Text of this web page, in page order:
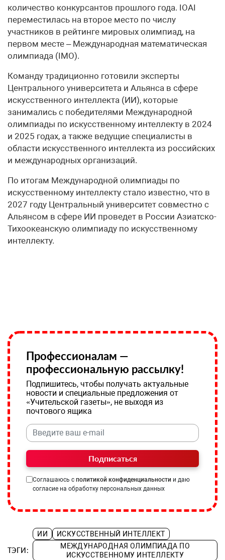
количество конкурсантов прошлого года. IOAI
переместилась на второе место по числу
участников в рейтинге мировых олимпиад, на
первом месте – Международная математическая
олимпиада (IMO).
Команду традиционно готовили эксперты
Центрального университета и Альянса в сфере
искусственного интеллекта (ИИ), которые
занимались с победителями Международной
олимпиады по искусственному интеллекту в 2024
и 2025 годах, а также ведущие специалисты в
области искусственного интеллекта из российских
и международных организаций.
По итогам Международной олимпиады по
искусственному интеллекту стало известно, что в
2027 году Центральный университет совместно с
Альянсом в сфере ИИ проведет в России Азиатско-
Тихоокеанскую олимпиаду по искусственному
интеллекту.
Профессионалам —
профессиональную рассылку!
Подпишитесь, чтобы получать актуальные
новости и специальные предложения от
«Учительской газеты», не выходя из
почтового ящика
Подписаться
Соглашаюсь с политикой конфиденциальности и даю
согласие на обработку персональных данных
ТЭГИ:
ИИ
ИСКУССТВЕННЫЙ ИНТЕЛЛЕКТ
МЕЖДУНАРОДНАЯ ОЛИМПИАДА ПО
ИСКУССТВЕННОМУ ИНТЕЛЛЕКТУ